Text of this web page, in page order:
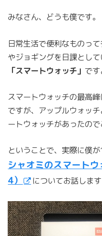
みなさん、どうも僕です。
日常生活で便利なものっ
やジョギングを日課とし
「スマートウォッチ」 です
スマートウォッチの最高
ですが、アップルウォッ
ートウォッチがあったので
ということで、実際に僕
シャオミのスマート
4）
についてお話します